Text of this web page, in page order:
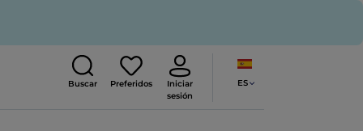
Buscar Preferidos
Iniciar
sesión
ES